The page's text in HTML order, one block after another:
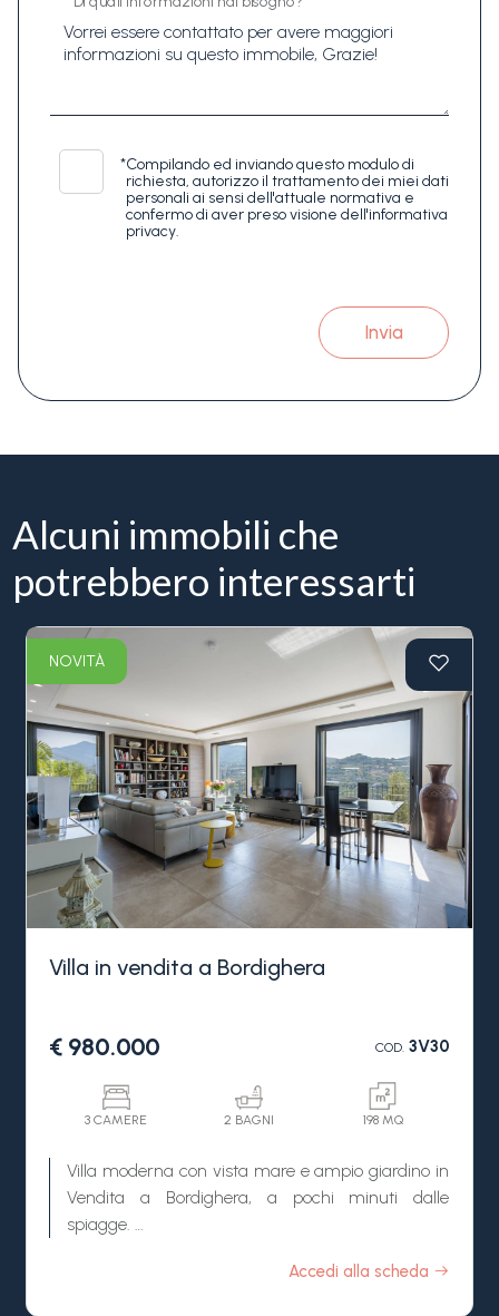
*Compilando ed inviando questo modulo di
richiesta, autorizzo il trattamento dei miei dati
personali ai sensi dell'attuale normativa e
confermo di aver preso visione dell'informativa
privacy.
Invia
Alcuni immobili che
potrebbero interessarti
NOVITÀ
Villa in vendita a Bordighera
€ 980.000 COD.3V30
3 CAMERE 2 BAGNI 198 MQ
Villa moderna con vista mare e ampio giardino in
Vendita a Bordighera, a pochi minuti dalle
spiagge.
Bordighera, immersa nel verde mediterraneo e
Accedi alla scheda